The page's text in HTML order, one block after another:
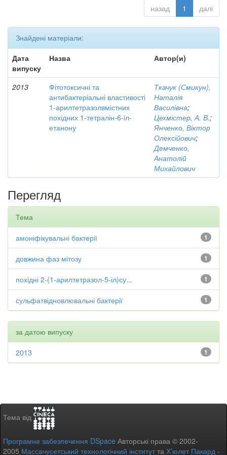
назад 1 далі
Знайдені матеріали:
Дата
випуску
Назва Автор(и)
2013
Фітотоксичні та
антибактеріальні властивості
1-арилтетразолвмістних
похідних 1-тетралін-6-іл-
етанону
Ткачук (Смикун),
Наталія
Василівна;
Цехмістер, А. В.;
Янченко, Віктор
Олексійович;
Демченко,
Анатолій
Михайлович
Перегляд
Тема
1
амоніфікувальні бактерії
1
довжина фаз мітозу
1
похідні 2-(1-арилтетразол-5-іл)су...
1
сульфатвідновлювальні бактерії
за датою випуску
1
2013
Тема від
Програмне забезпечення DSpace Авторські права © 2002-
2005 Массачусетський технологічний інститутта Х’юлет Пакард -